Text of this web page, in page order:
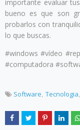
importante evaluar
bueno es que son
probarlos con
lo que buscas.
#windows #vídeo
#computadora
Software Tecnologia